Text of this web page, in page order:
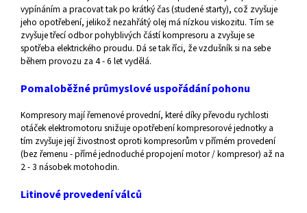
vypínáním a pracovat tak po krátký čas (studené starty), což zvyšuje
jeho opotřebení, jelikož nezahřátý olej má nízkou viskozitu. Tím se
zvyšuje třecí odbor pohyblivých částí kompresoru a zvyšuje se
spotřeba elektrického proudu. Dá se tak říci, že vzdušník si na sebe
během provozu za 4 - 6 let vydělá.
Pomaloběžné průmyslové uspořádání pohonu
Kompresory mají řemenové provední, které díky převodu rychlosti
otáček elektromotoru snižuje opotřebení kompresorové jednotky a
tím zvyšuje její živostnost oproti kompresorům v přímém provedení
(bez řemenu - přímé jednoduché propojení motor / kompresor) až na
2 - 3 násobek motohodin.
Litinové provedení válců